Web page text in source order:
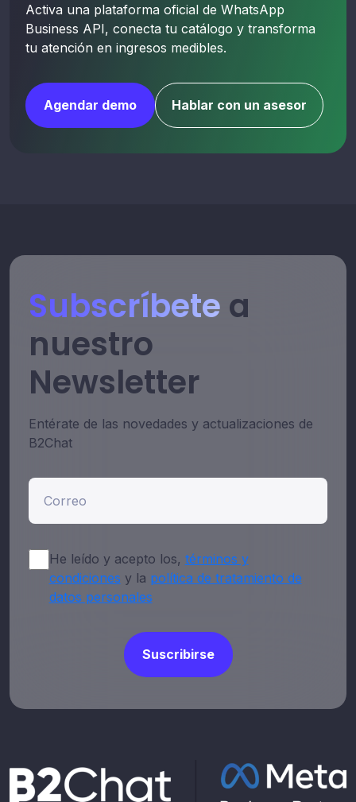
Activa una plataforma oficial de WhatsApp
Business API, conecta tu catálogo y transforma
tu atención en ingresos medibles.
Agendar demo Hablar con un asesor
Subscríbete a
nuestro
Newsletter
Entérate de las novedades y actualizaciones de
B2Chat
Correo*
Suscribirse
He leído y acepto los, términos y
condiciones y la política de tratamiento de
datos personales